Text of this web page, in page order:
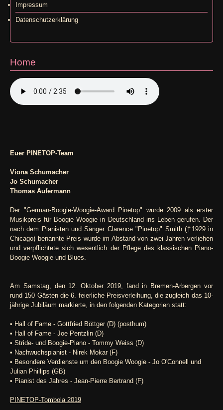
Impressum
Datenschutzerklärung
Home
Euer PINETOP-Team
Viona Schumacher
Jo Schumacher
Thomas Aufermann
Der "German-Boogie-Woogie-Award Pinetop" wurde 2009 als erster
Musikpreis für Boogie Woogie in Deutschland ins Leben gerufen. Der
nach dem Pianisten und Sänger Clarence "Pinetop" Smith (†1929 in
Chicago) benannte Preis wurde im Abstand von zwei Jahren verliehen
und verpflichtete sich wesentlich der Pflege des klassischen Piano-
Boogie Woogie und Blues.
Am Samstag, den 12. Oktober 2019, fand in Bremen-Arbergen vor
rund 150 Gästen die 6. feierliche Preisverleihung, die zugleich das 10-
jährige Jubiläum markierte, in den folgenden Kategorien statt:
• Hall of Fame - Gottfried Böttger (D) (posthum)
• Hall of Fame - Joe Pentzlin (D)
• Stride- und Boogie-Piano - Tommy Weiss (D)
• Nachwuchspianist - Nirek Mokar (F)
• Besondere Verdienste um den Boogie Woogie - Jo O'Connell und
Julian Phillips (GB)
• Pianist des Jahres - Jean-Pierre Bertrand (F)
PINETOP-Tombola 2019